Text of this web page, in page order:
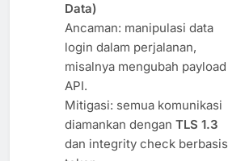
Data)
Ancaman: manipulasi data
login dalam perjalanan,
misalnya mengubah payload
API.
Mitigasi: semua komunikasi
diamankan dengan TLS 1.3
dan integrity check berbasis